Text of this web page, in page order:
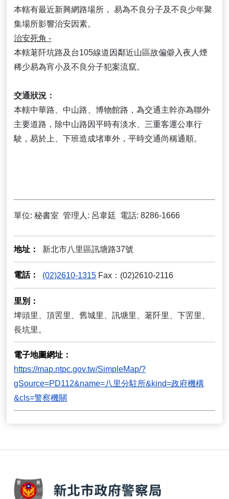
本轄有最近新興網路場所， 易為不良分子及不良少年聚
集場所影響治安因素。
治安死角 -
本轄荖阡坑路及台105線道因鄰近山區故偏僻入夜人煙
稀少易為宵小及不良分子犯案流竄。
交通狀況：
本轄中華路、中山路、博物館路，為交通主幹亦為聯外
主要道路，除中山路因平時有淡水、三重客運公車行
駛，易於上、下班造成堵車外，平時交通尚稱通順。
單位: 秘書室 管理人: 呂韋廷 電話: 8286-1666
地址 新北市八里區訊塘路37號
電話 (02)2610-1315 Fax：(02)2610-2116
里別
埤頭里、頂罟里、舊城里、訊塘里、荖阡里、下罟里、
長坑里。
電子地圖網址
https://map.ntpc.gov.tw/SimpleMap/?
gSource=PD112&name=八里分駐所&kind=政府機構
&cls=警察機關